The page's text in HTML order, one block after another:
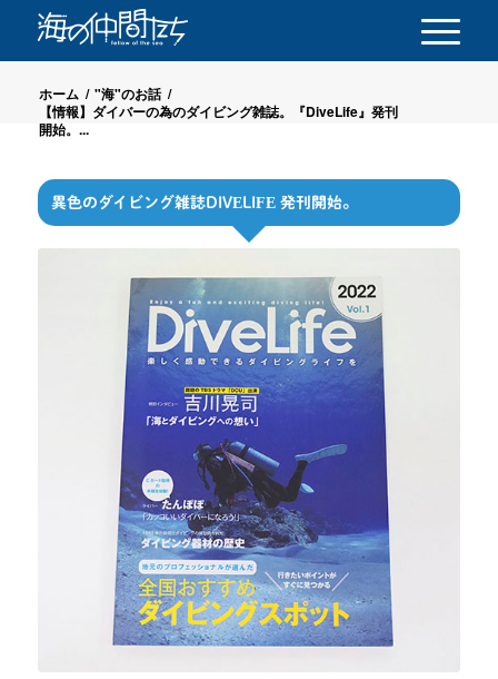
ホーム / "海"のお話 /
【情報】ダイバーの為のダイビング雑誌。『DiveLife』発刊
開始。...
異色のダイビング雑誌DIVELIFE 発刊開始。